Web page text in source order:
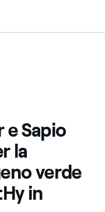
e Sapio
la
verde
in